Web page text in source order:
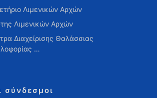
Λιμενικών Αρχών
Λιμενικών Αρχών
Διαχείρισης Θαλάσσιας
…
σύνδεσμοι